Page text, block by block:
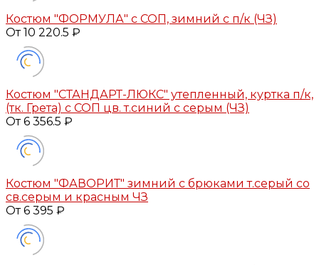
Костюм "ФОРМУЛА" с СОП, зимний с п/к (ЧЗ)
От 10 220.5 ₽
Костюм "СТАНДАРТ-ЛЮКС" утепленный, куртка п/к,
(тк. Грета) с СОП цв. т.синий с серым (ЧЗ)
От 6 356.5 ₽
Костюм "ФАВОРИТ" зимний с брюками т.серый со
св.серым и красным ЧЗ
От 6 395 ₽